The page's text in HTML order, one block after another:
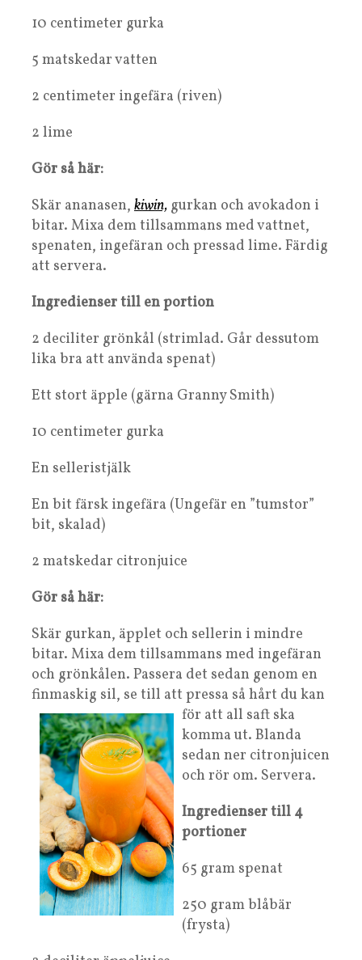
10 centimeter gurka
5 matskedar vatten
2 centimeter ingefära (riven)
2 lime
Gör så här:
Skär ananasen, kiwin, gurkan och avokadon i
bitar. Mixa dem tillsammans med vattnet,
spenaten, ingefäran och pressad lime. Färdig
att servera.
Ingredienser till en portion
2 deciliter grönkål (strimlad. Går dessutom
lika bra att använda spenat)
Ett stort äpple (gärna Granny Smith)
10 centimeter gurka
En selleristjälk
En bit färsk ingefära (Ungefär en ”tumstor”
bit, skalad)
2 matskedar citronjuice
Gör så här:
Skär gurkan, äpplet och sellerin i mindre
bitar. Mixa dem tillsammans med ingefäran
och grönkålen. Passera det sedan genom en
finmaskig sil, se till att pressa så hårt du kan
för att all saft ska
komma ut. Blanda
sedan ner citronjuicen
och rör om. Servera.
Ingredienser till 4
portioner
65 gram spenat
250 gram blåbär
(frysta)